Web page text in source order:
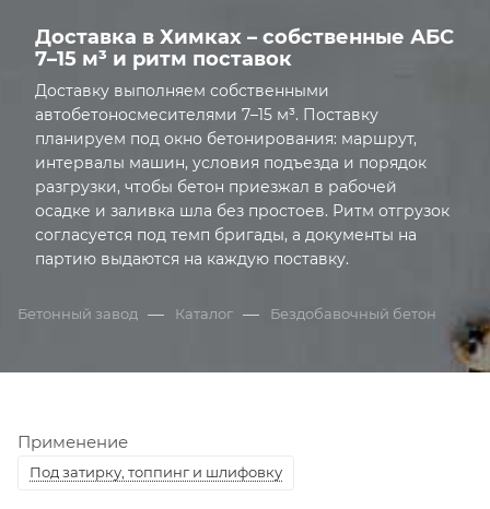
Доставка в Химках – собственные АБС
7–15 м³ и ритм поставок
Доставку выполняем собственными
автобетоносмесителями 7–15 м³. Поставку
планируем под окно бетонирования: маршрут,
интервалы машин, условия подъезда и порядок
разгрузки, чтобы бетон приезжал в рабочей
осадке и заливка шла без простоев. Ритм отгрузок
согласуется под темп бригады, а документы на
партию выдаются на каждую поставку.
Бетонный завод — Каталог — Бездобавочный бетон
Применение
Под затирку, топпинг и шлифовку